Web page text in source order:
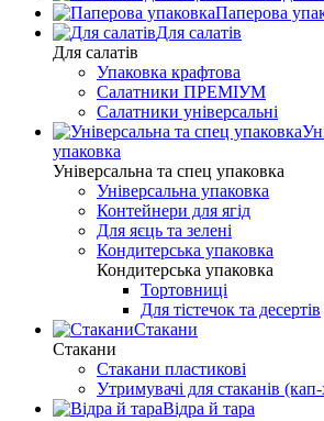
Паперова
Для салатів
Для салатів
Упаковка крафтова
Салатники ПРЕМІУМ
Салатники універсальні
упаковка
Універсальна та спец упаковка
Універсальна упаковка
Контейнери для ягід
Для яєць та зелені
Кондитерська упаковка
Кондитерська упаковка
Тортовниці
Для тістечок та десертів
Стакани
Стакани
Стакани пластикові
Утримувачі для стаканів
Відра й тара